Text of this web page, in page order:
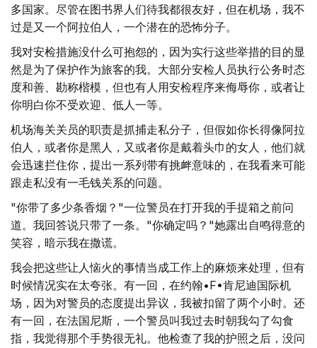
多国家。尽管在图书界人们待我都很友好，但在机场，我不
过是又一个阿拉伯人，一个潜在的恐怖分子。
我对安检措施没什么可抱怨的，因为实行这些举措的目的显
然是为了保护作为旅客的我。大部分安检人员执行公务时态
度和善、勘称楷模，但也有人用安检程序来侮辱你，或者让
你明白你不受欢迎、低人一等。
机场海关关员的职责是抓捕走私分子，但假如你长得像阿拉
伯人，或者你是黑人，又或者你是戴着头巾的女人，他们就
会迅速拦住你，提出一系列带有挑衅意味的，在我看来可能
跟走私没有一毛钱关系的问题。
"你带了多少条香烟？"一位警员在打开我的手提箱之前问
道。我回答说只带了一条。"你确定吗？"她露出自鸣得意的
笑容，暗示我在撒谎。
我会把这些让人恼火的事情当成工作上的麻烦来处理，但有
时候情况实在太夸张。有一回，在约翰•F•肯尼迪国际机
场，因为对警员的态度提出异议，我被扣留了两个小时。还
有一回，在法国尼斯，一个警员叫我过去时朝我勾了勾食
指，我觉得那个手势很无礼。他检查了我的护照之后，没问